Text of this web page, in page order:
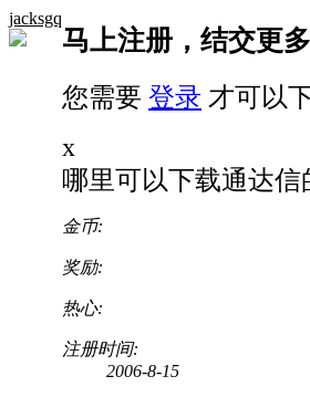
jacksgq
马上注册，结交更
您需要 登录 才可以
x
哪里可以下载通达
金币:
奖励:
热心:
注册时间:
2006-8-15